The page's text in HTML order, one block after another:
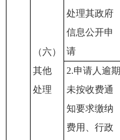
（六）
其他
处理
处理其政府
信息公开申
请
2.申请人逾期
未按收费通
知要求缴纳
费用、行政